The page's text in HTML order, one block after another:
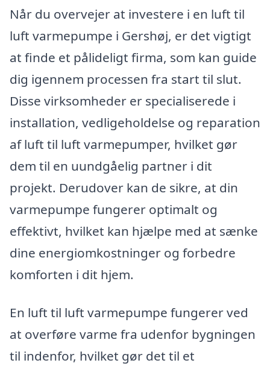
Når du overvejer at investere i en luft til
luft varmepumpe i Gershøj, er det vigtigt
at finde et pålideligt firma, som kan guide
dig igennem processen fra start til slut.
Disse virksomheder er specialiserede i
installation, vedligeholdelse og reparation
af luft til luft varmepumper, hvilket gør
dem til en uundgåelig partner i dit
projekt. Derudover kan de sikre, at din
varmepumpe fungerer optimalt og
effektivt, hvilket kan hjælpe med at sænke
dine energiomkostninger og forbedre
komforten i dit hjem.
En luft til luft varmepumpe fungerer ved
at overføre varme fra udenfor bygningen
til indenfor, hvilket gør det til et